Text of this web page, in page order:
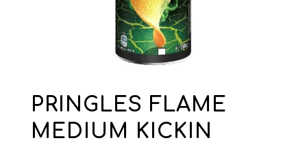
PRINGLES FLAME
MEDIUM KICKIN